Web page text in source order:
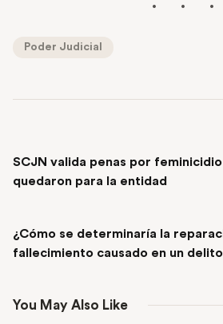
Poder Judicial
SCJN valida penas por
quedaron para la entidad
¿Cómo se determinaría la
fallecimiento causado en un
You May Also Like